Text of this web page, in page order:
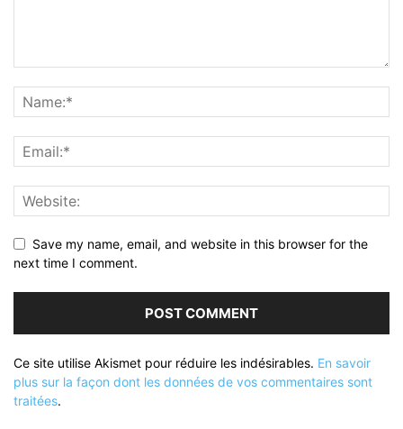
Save my name, email, and website in this browser for the
next time I comment.
Ce site utilise Akismet pour réduire les indésirables. En savoir
plus sur la façon dont les données de vos commentaires sont
traitées.